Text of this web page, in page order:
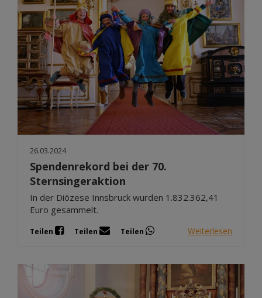
26.03.2024
Spendenrekord bei der 70.
Sternsingeraktion
In der Diözese Innsbruck wurden 1.832.362,41
Euro gesammelt.
Teilen Teilen Teilen Weiterlesen